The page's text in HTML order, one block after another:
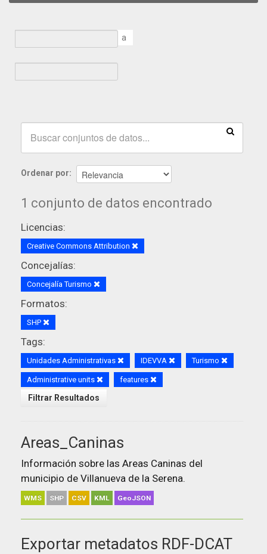
a
Ordenar por
1 conjunto de datos encontrado
Licencias:
Creative Commons Attribution
Concejalías:
Concejalía Turismo
Formatos:
SHP
Tags:
Unidades Administrativas IDEVVA Turismo
Administrative units features
Filtrar Resultados
Areas_Caninas
Información sobre las Areas Caninas del
municipio de Villanueva de la Serena.
WMS SHP CSV KML GeoJSON
Exportar metadatos RDF-DCAT